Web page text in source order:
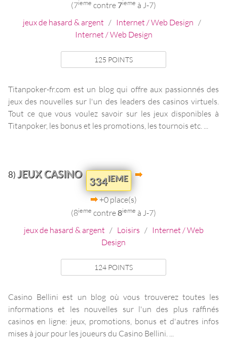
(7ieme contre 7ieme à J-7)
jeux de hasard & argent / Internet / Web Design /
Internet / Web Design
125 POINTS
Titanpoker-fr.com est un blog qui offre aux passionnés des
jeux des nouvelles sur l'un des leaders des casinos virtuels.
Tout ce que vous voulez savoir sur les jeux disponibles à
Titanpoker, les bonus et les promotions, les tournois etc. ...
8)JEUX CASINO
334IEME
+0 place(s)
(8ieme contre8ieme à J-7)
jeux de hasard & argent / Loisirs / Internet / Web
Design
124 POINTS
Casino Bellini est un blog où vous trouverez toutes les
informations et les nouvelles sur l'un des plus raffinés
casinos en ligne: jeux, promotions, bonus et d'autres infos
mises à jour pour les joueurs du Casino Bellini. ...